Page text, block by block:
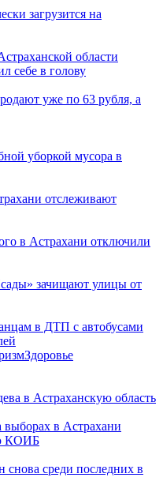
загрузится на
области
себе в голову
уже по 63 рубля, а
уборкой мусора в
отслеживают
в Астрахани отключили
зачищают улицы от
в ДТП с автобусами
Здоровье
в Астраханскую область
выборах в Астрахани
КОИБ
среди последних в